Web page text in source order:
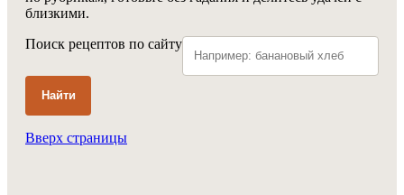
близкими.
Поиск рецептов по сайту
Найти
Вверх страницы